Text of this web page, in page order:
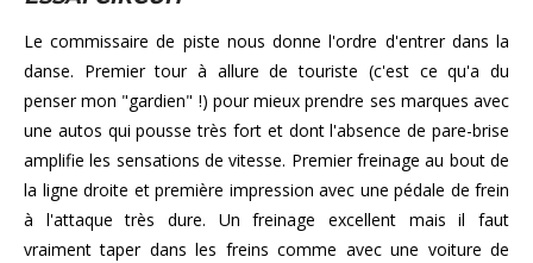
Le commissaire de piste nous donne l'ordre d'entrer dans la
danse. Premier tour à allure de touriste (c'est ce qu'a du
penser mon "gardien" !) pour mieux prendre ses marques avec
une autos qui pousse très fort et dont l'absence de pare-brise
amplifie les sensations de vitesse. Premier freinage au bout de
la ligne droite et première impression avec une pédale de frein
à l'attaque très dure. Un freinage excellent mais il faut
vraiment taper dans les freins comme avec une voiture de